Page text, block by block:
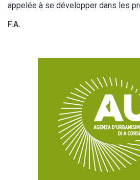
appelée à se développer dans les
F.A.